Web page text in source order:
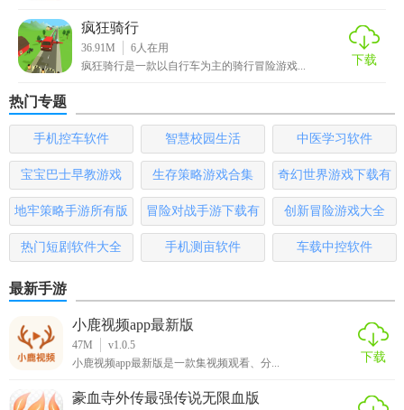
4. 角色和自行车种类繁多，满足玩家的个性化需求。
【辛普森骑自行车推荐】
辛普森骑自行车以其独特的动画背景和丰富的游戏内容吸引
了大量玩家。如果你喜欢休闲益智类游戏，或者对《辛普森
一家》这部动画感兴趣，那么这款游戏绝对值得一试。快来
加入辛普森家族的自行车竞速之旅，感受速度与激情的碰撞
吧！
疯狂骑行
36.91M 6人在用
疯狂骑行是一款以自行车为主的骑行冒险游戏...
下载
热门专题
手机控车软件 智慧校园生活 中医学习软件
宝宝巴士早教游戏 生存策略游戏合集
奇幻世界游戏下载有
哪些
地牢策略手游所有版
本
冒险对战手游下载有
哪些
创新冒险游戏大全
热门短剧软件大全 手机测亩软件 车载中控软件
最新手游
小鹿视频app最新版
47M
v1.0.5
小鹿视频app最新版是一款集视频观看、分...
下载
豪血寺外传最强传说无限血版